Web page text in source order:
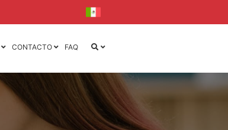
CONTACTO FAQ